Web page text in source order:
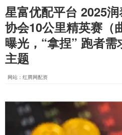
星富优配平台 2025
协会10公里精英赛（
曝光，“拿捏” 跑者需
主题
网站：红腾网配资